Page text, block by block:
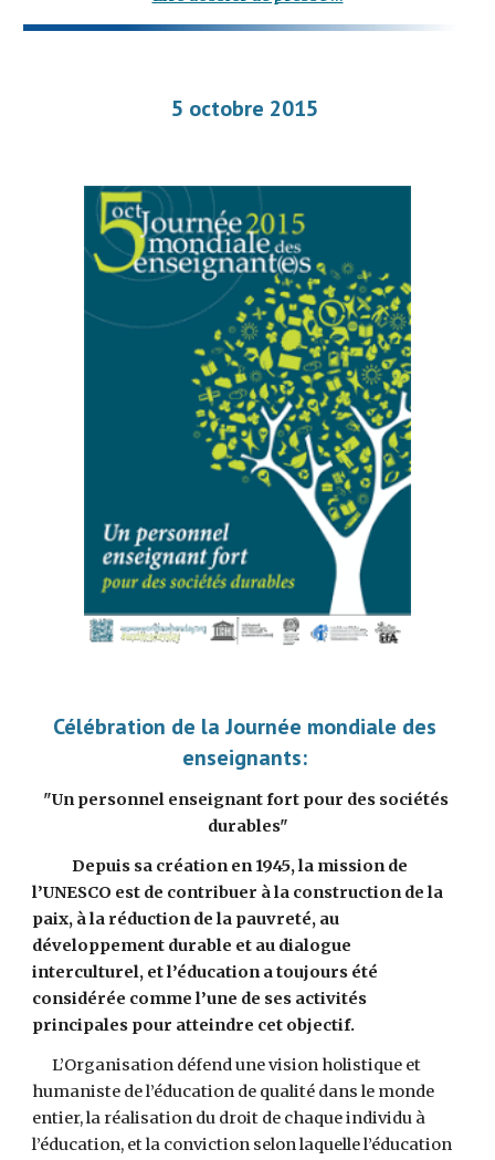
5 octobre 2015
Célébration de la Journée mondiale des
enseignants:
"Un personnel enseignant fort pour des sociétés
durables"
            Depuis sa création en 1945, la mission de
l’UNESCO est de contribuer à la construction de la
paix, à la réduction de la pauvreté, au
développement durable et au dialogue
interculturel, et l’éducation a toujours été
considérée comme l’une de ses activités
principales pour atteindre cet objectif.
      L’Organisation défend une vision holistique et
humaniste de l’éducation de qualité dans le monde
entier, la réalisation du droit de chaque individu à
l’éducation, et la conviction selon laquelle l’éducation